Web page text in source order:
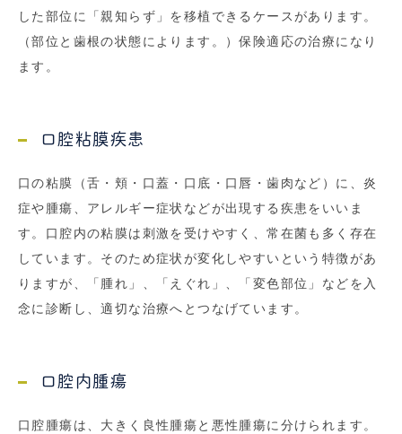
した部位に「親知らず」を移植できるケースがあります。
（部位と歯根の状態によります。）保険適応の治療になり
ます。
口腔粘膜疾患
口の粘膜（舌・頬・口蓋・口底・口唇・歯肉など）に、炎
症や腫瘍、アレルギー症状などが出現する疾患をいいま
す。口腔内の粘膜は刺激を受けやすく、常在菌も多く存在
しています。そのため症状が変化しやすいという特徴があ
りますが、「腫れ」、「えぐれ」、「変色部位」などを入
念に診断し、適切な治療へとつなげています。
口腔内腫瘍
口腔腫瘍は、大きく良性腫瘍と悪性腫瘍に分けられます。